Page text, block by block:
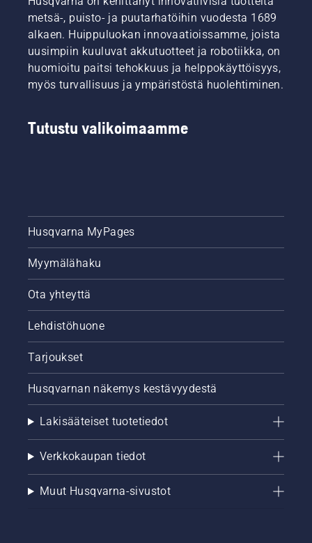
vuoden
täydelliselle
nurmikolle.
Tutustu
aluksi
tärkeimpiin
kauden
metsä-, puisto- ja puutarhatöihin vuodesta 1689
alkaen. Huippuluokan innovaatioissamme, joista
uusimpiin kuuluvat akkutuotteet ja robotiikka, on
huomioitu paitsi tehokkuus ja helppokäyttöisyys,
myös turvallisuus ja ympäristöstä huolehtiminen.
Tutustu valikoimaamme
Husqvarna MyPages
Myymälähaku
Ota yhteyttä
Lehdistöhuone
Tarjoukset
Husqvarnan näkemys kestävyydestä
Lakisääteiset tuotetiedot
Verkkokaupan tiedot
Muut Husqvarna-sivustot